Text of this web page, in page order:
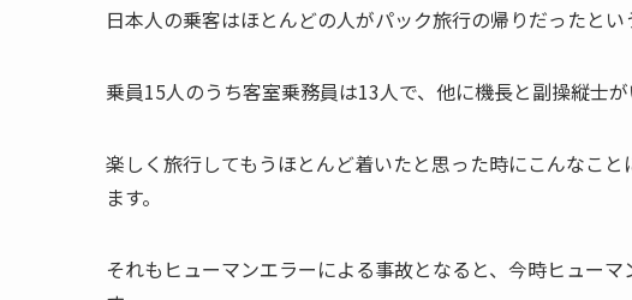
日本人の乗客はほとんどの人がパック旅行の帰りだったとい
乗員15人のうち客室乗務員は13人で、他に機長と副操縦士が
楽しく旅行してもうほとんど着いたと思った時にこんなこ
ます。
それもヒューマンエラーによる事故となると、今時ヒュー